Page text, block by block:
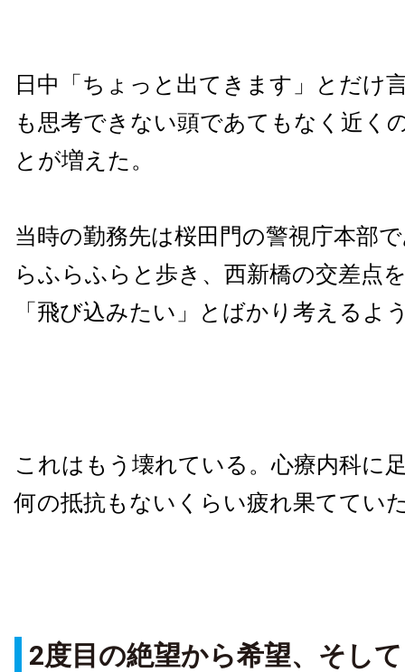
日中「ちょっと出てきます」とだけ
も思考できない頭であてもなく近く
とが増えた。
当時の勤務先は桜田門の警視庁本部
らふらふらと歩き、西新橋の交差点
「飛び込みたい」とばかり考えるよ
これはもう壊れている。心療内科に
何の抵抗もないくらい疲れ果ててい
2度目の絶望から希望、そし